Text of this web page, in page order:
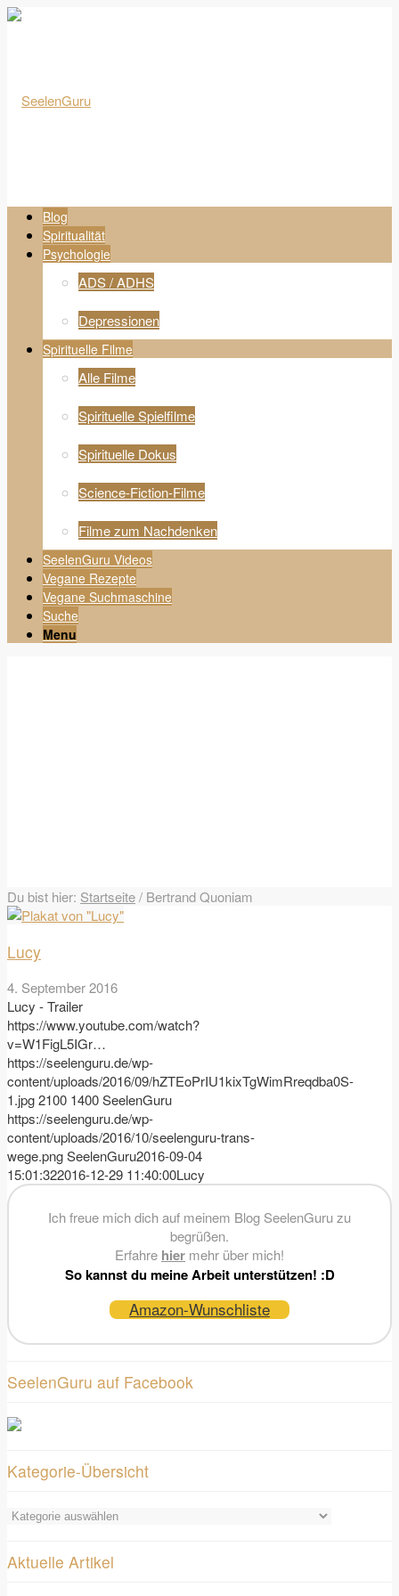
Blog
Spiritualität
Psychologie
ADS / ADHS
Depressionen
Spirituelle Filme
Alle Filme
Spirituelle Spielfilme
Spirituelle Dokus
Science-Fiction-Filme
Filme zum Nachdenken
SeelenGuru Videos
Vegane Rezepte
Vegane Suchmaschine
Suche
Menu
Du bist hier: Startseite/ Bertrand Quoniam
Lucy
4. September 2016
Lucy - Trailer
https://www.youtube.com/watch?
v=W1FigL5IGr…
https://seelenguru.de/wp-
content/uploads/2016/09/hZTEoPrIU1kixTgWimRreqdba0S-
1.jpg2100 1400SeelenGuru
https://seelenguru.de/wp-
content/uploads/2016/10/seelenguru-trans-
wege.pngSeelenGuru2016-09-04
15:01:322016-12-29 11:40:00Lucy
Ich freue mich dich auf meinem Blog SeelenGuru zu
begrüßen.
Erfahre hier mehr über mich!
So kannst du meine Arbeit unterstützen! :D
Amazon-Wunschliste
SeelenGuru auf Facebook
Kategorie-Übersicht
Kategorie-
Aktuelle Artikel